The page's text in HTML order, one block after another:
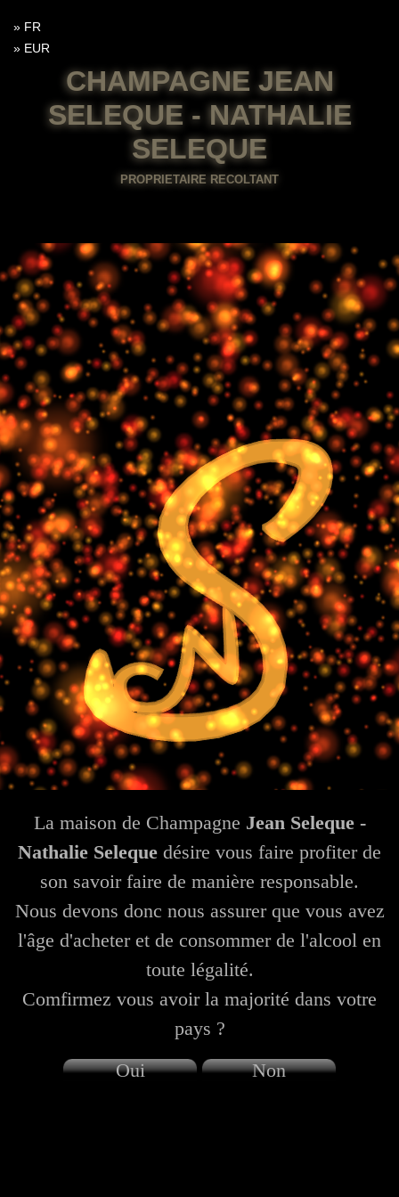
CHAMPAGNE JEAN
SELEQUE - NATHALIE
SELEQUE
PROPRIETAIRE RECOLTANT
FR
EUR
La maison de Champagne Jean Seleque -
Nathalie Seleque désire vous faire profiter de
son savoir faire de manière responsable.
Nous devons donc nous assurer que vous avez
l'âge d'acheter et de consommer de l'alcool en
toute légalité.
Comfirmez vous avoir la majorité dans votre
pays ?
Oui
Non